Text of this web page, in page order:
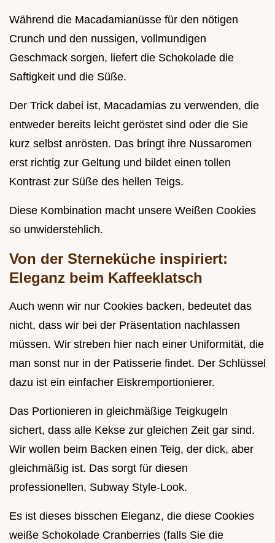
Während die Macadamianüsse für den nötigen
Crunch und den nussigen, vollmundigen
Geschmack sorgen, liefert die Schokolade die
Saftigkeit und die Süße.
Der Trick dabei ist, Macadamias zu verwenden, die
entweder bereits leicht geröstet sind oder die Sie
kurz selbst anrösten. Das bringt ihre Nussaromen
erst richtig zur Geltung und bildet einen tollen
Kontrast zur Süße des hellen Teigs.
Diese Kombination macht unsere Weißen Cookies
so unwiderstehlich.
Von der Sterneküche inspiriert:
Eleganz beim Kaffeeklatsch
Auch wenn wir nur Cookies backen, bedeutet das
nicht, dass wir bei der Präsentation nachlassen
müssen. Wir streben hier nach einer Uniformität, die
man sonst nur in der Patisserie findet. Der Schlüssel
dazu ist ein einfacher Eiskremportionierer.
Das Portionieren in gleichmäßige Teigkugeln
sichert, dass alle Kekse zur gleichen Zeit gar sind.
Wir wollen beim Backen einen Teig, der dick, aber
gleichmäßig ist. Das sorgt für diesen
professionellen, Subway Style-Look.
Es ist dieses bisschen Eleganz, die diese Cookies
weiße Schokolade Cranberries (falls Sie die